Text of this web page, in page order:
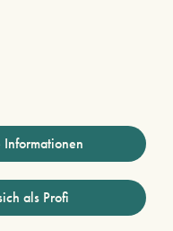
als Profi